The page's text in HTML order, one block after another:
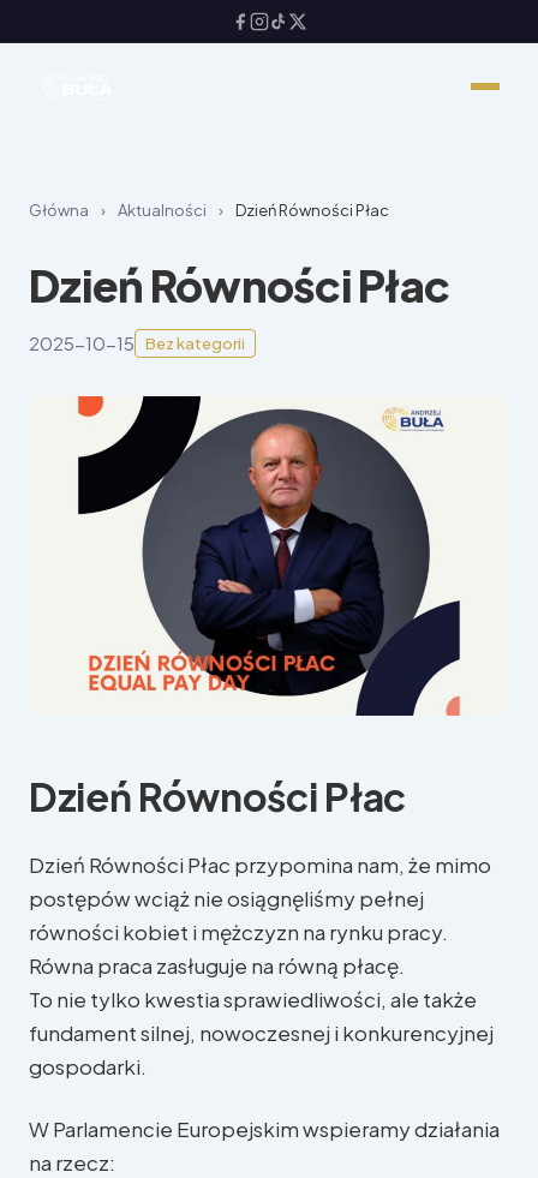
Główna › Aktualności › Dzień Równości Płac
Dzień Równości Płac
2025-10-15 Bez kategorii
Dzień Równości Płac
Dzień Równości Płac przypomina nam, że mimo
postępów wciąż nie osiągnęliśmy pełnej
równości kobiet i mężczyzn na rynku pracy.
Równa praca zasługuje na równą płacę.
To nie tylko kwestia sprawiedliwości, ale także
fundament silnej, nowoczesnej i konkurencyjnej
gospodarki.
W Parlamencie Europejskim wspieramy działania
na rzecz: